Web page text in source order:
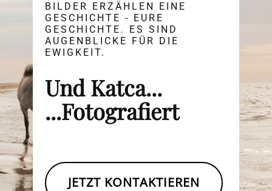
BILDER ERZÄHLEN EINE
GESCHICHTE - EURE
GESCHICHTE. ES SIND
AUGENBLICKE FÜR DIE
EWIGKEIT.
Und Katca...
...Fotografiert
JETZT KONTAKTIEREN